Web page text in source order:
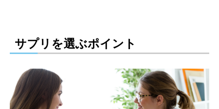
サプリを選ぶポイント